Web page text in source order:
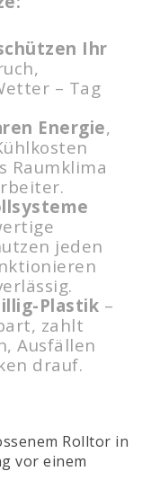
Ihr
– Tag
Energie,
Raumklima
jeden
Plastik –
zahlt
Ausfällen
drauf.